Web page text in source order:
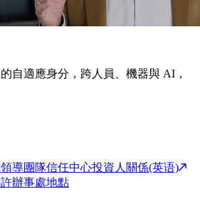
自適應身分，跨人員、機器與 AI，
領導團隊信任中心投資人關係(英语)
辦事處地點